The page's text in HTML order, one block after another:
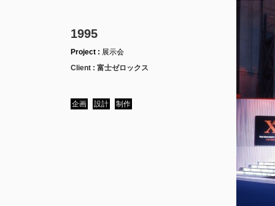
1995
Project : 展示会
Client : 富士ゼロックス
企画 設計 制作